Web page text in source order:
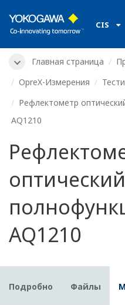
CIS
Главная страница
OpreX-Измерения
Рефлектометр
AQ1210
оптический
AQ1210
Подробно Файлы